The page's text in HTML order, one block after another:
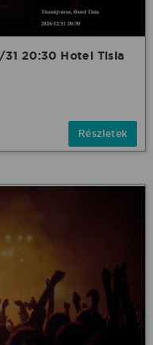
20:30 Hotel Tisia
Részletek